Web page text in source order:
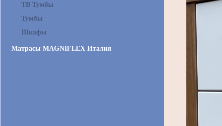
ТВ Тумбы
Тумбы
Шкафы
Матрасы MAGNIFLEX Италия